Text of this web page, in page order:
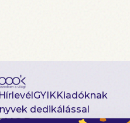
HírlevélGYIKKiadóknak
dedikálással